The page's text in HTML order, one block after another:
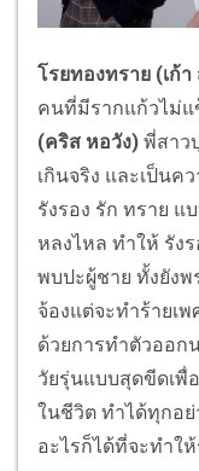
โรยทองทราย (เก้
คนที่มีรากแก้วไม่แ
(คริส หอวัง) พี่สาว
เกินจริง และเป็น
รังรอง รัก ทราย แ
หลงไหล ทำให้ รัง
พบปะผู้ชาย ทั้งยัง
จ้องแต่จะทำร้ายเ
ด้วยการทำตัวออก
วัยรุ่นแบบสุดขีดเพื่
ในชีวิต ทำได้ทุกอ
อะไรก็ได้ที่จะทำใ